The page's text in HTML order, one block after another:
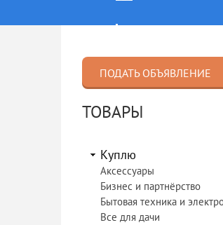
ПОДАТЬ ОБЪЯВЛЕНИЕ
ТОВАРЫ
Куплю
Аксессуары
Бизнес и партнёрство
Бытовая техника и
Все для дачи